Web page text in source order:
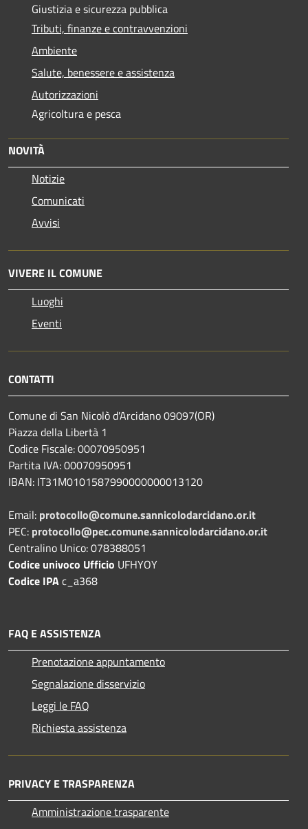
Giustizia e sicurezza pubblica
Tributi, finanze e contravvenzioni
Ambiente
Salute, benessere e assistenza
Autorizzazioni
Agricoltura e pesca
NOVITÀ
Notizie
Comunicati
Avvisi
VIVERE IL COMUNE
Luoghi
Eventi
CONTATTI
Comune di San Nicolò d'Arcidano 09097(OR)
Piazza della Libertà 1
Codice Fiscale: 00070950951
Partita IVA: 00070950951
IBAN: IT31M0101587990000000013120
Email: protocollo@comune.sannicolodarcidano.or.it
PEC: protocollo@pec.comune.sannicolodarcidano.or.it
Centralino Unico: 078388051
Codice univoco Ufficio UFHYOY
Codice IPAc_a368
FAQ E ASSISTENZA
Prenotazione appuntamento
Segnalazione disservizio
Leggi le FAQ
Richiesta assistenza
PRIVACY E TRASPARENZA
Amministrazione trasparente